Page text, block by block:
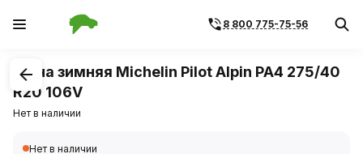
8 800 775-75-56
1/1
Шина зимняя Michelin Pilot Alpin PA4 275/40
R20 106V
Нет в наличии
Нет в наличии